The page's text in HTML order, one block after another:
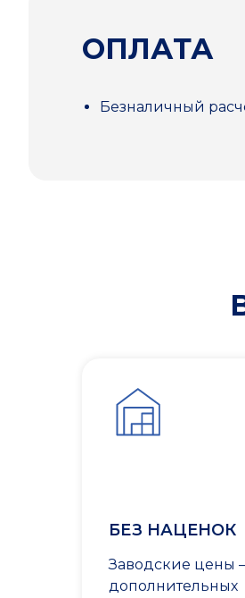
ОПЛАТА
Безналичный
БЕЗ НАЦЕНОК
Заводские цены
дополнительных